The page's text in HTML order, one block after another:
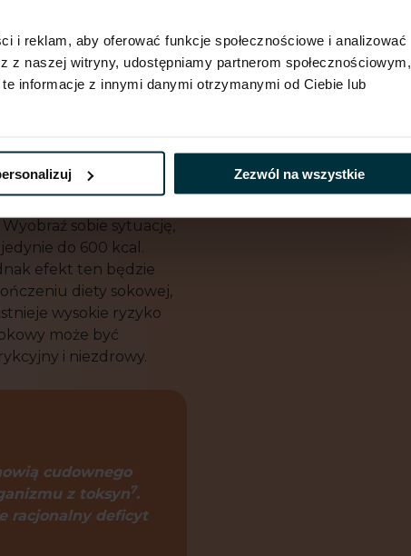
i reklam, aby oferować funkcje społecznościowe i analizować
naszej witryny, udostępniamy partnerom społecznościowym,
informacje z innymi danymi otrzymanymi od Ciebie lub
Zezwól na wszystkie
nadprogramowych
rzeczywiście przynosi
potwierdzone
takich jak
co prowadzi
około 2200 kcal,
sobie sytuację,
do 600 kcal.
efekt ten będzie
diety sokowej,
wysokie ryzyko
może być
i niezdrowy.
cudownego
z toksyn7.
racjonalny deficyt